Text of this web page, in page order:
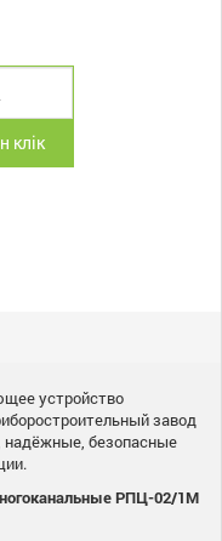
клік
устройство
завод
безопасные
РПЦ-02/1М